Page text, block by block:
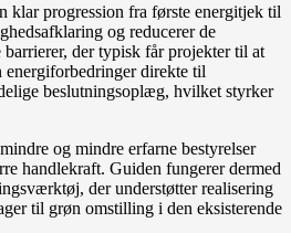
klar progression fra første energitjek til
og reducerer de
der typisk får projekter til at
energiforbedringer direkte til
beslutningsoplæg, hvilket styrker
og mindre erfarne bestyrelser
handlekraft. Guiden fungerer dermed
der understøtter realisering
til grøn omstilling i den eksisterende